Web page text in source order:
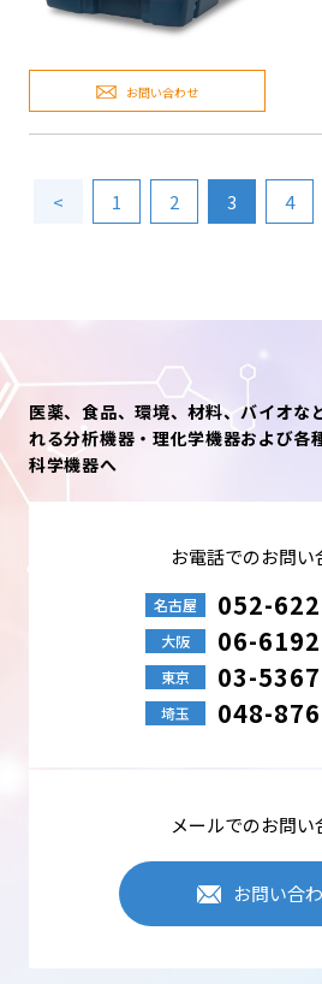
お問い合わせ
< 1 2 3 4
医薬、食品、環境、材料、バイオな
れる分析機器・理化学機器および各
科学機器へ
お電話でのお問い
名古屋 052-
大阪 06-
東京 03-
埼玉 048-
メールでのお問い
お問い合